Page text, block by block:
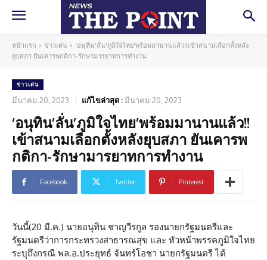
หน้าแรก ข่าวเด่น
'อนุทิน'ลั่น'ภูมิใจไทย'พร้อมมานานแล้ว!!เข้าสนามเลือกตั้งหลัง
ยุบสภา ยันเคารพกติกา-รักษามารยาทการทำงาน
ข่าวเด่น
มีนาคม 20, 2023 แก้ไขล่าสุด : มีนาคม 20, 2023
‘อนุทิน’ลั่น’ภูมิใจไทย’พร้อมมานานแล้ว!!
เข้าสนามเลือกตั้งหลังยุบสภา ยันเคารพ
กติกา-รักษามารยาทการทำงาน
Facebook Twitter Pinterest
วันนี้(20 มี.ค.) นายอนุทิน ชาญวีรกูล รองนายกรัฐมนตรีและ
รัฐมนตรีว่าการกระทรวงสาธารณสุข และ หัวหน้าพรรคภูมิใจไทย
ระบุถึงกรณี พล.อ.ประยุทธ์ จันทร์โอชา นายกรัฐมนตรี ได้